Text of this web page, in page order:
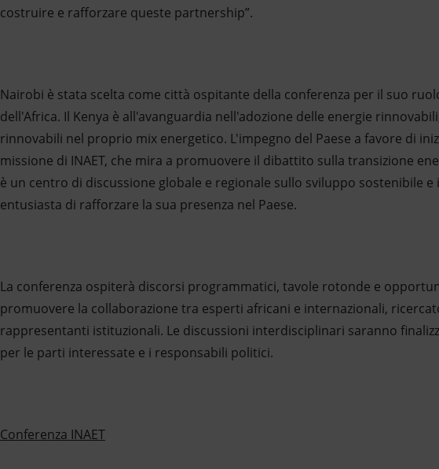
costruire e rafforzare queste partnership”.
Nairobi è stata scelta come città ospitante della conferenza per il suo
dell'Africa. Il Kenya è all'avanguardia nell'adozione delle energie
rinnovabili nel proprio mix energetico. L'impegno del Paese a favore di
missione di INAET, che mira a promuovere il dibattito sulla transizione
è un centro di discussione globale e regionale sullo sviluppo sostenibile
entusiasta di rafforzare la sua presenza nel Paese.
La conferenza ospiterà discorsi programmatici, tavole rotonde e
promuovere la collaborazione tra esperti africani e internazionali,
rappresentanti istituzionali. Le discussioni interdisciplinari saranno
per le parti interessate e i responsabili politici.
Conferenza INAET